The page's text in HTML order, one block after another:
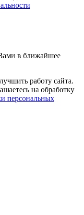
в ближайшее
работу сайта.
на обработку
персональных